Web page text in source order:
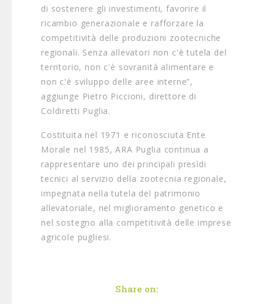
di sostenere gli investimenti, favorire il
ricambio generazionale e rafforzare la
competitività delle produzioni zootecniche
regionali. Senza allevatori non c'è tutela del
territorio, non c'è sovranità alimentare e
non c'è sviluppo delle aree interne”,
aggiunge Pietro Piccioni, direttore di
Coldiretti Puglia.
Costituita nel 1971 e riconosciuta Ente
Morale nel 1985, ARA Puglia continua a
rappresentare uno dei principali presìdi
tecnici al servizio della zootecnia regionale,
impegnata nella tutela del patrimonio
allevatoriale, nel miglioramento genetico e
nel sostegno alla competitività delle imprese
agricole pugliesi.
Share on: